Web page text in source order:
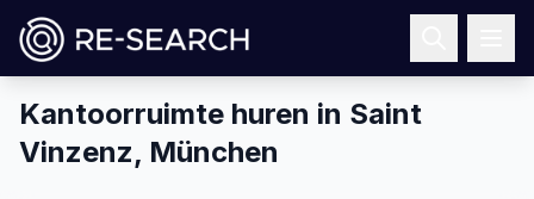
Kantoorruimte huren in Saint
Vinzenz, München